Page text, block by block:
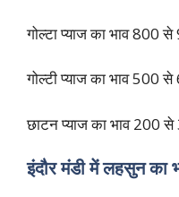
गोल्टा प्याज का भाव 800
गोल्टी प्याज का भाव 500
छाटन प्याज का भाव 200 से
इंदौर मंडी में लहसुन का